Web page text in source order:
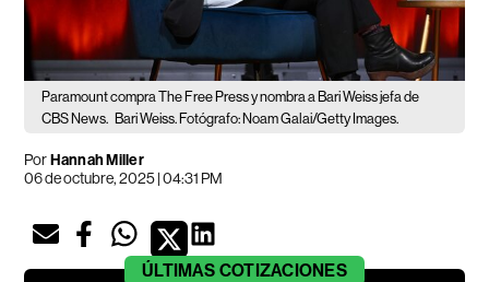
Paramount compra The Free Press y nombra a Bari Weiss jefa de
CBS News. Bari Weiss. Fotógrafo: Noam Galai/Getty Images.
PorHannah Miller
06 de octubre, 2025 | 04:31 PM
ÚLTIMAS COTIZACIONES